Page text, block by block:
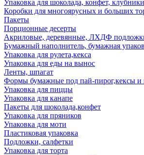
Упаковка для шоколада, конфет, клубники
Коробки для многоярусных и больших
Пакеты
Порционные десерты
Акриловые, деревянные, ЛХДФ
Бумажный наполнитель, бумажная
Упаковка для рулета,кекса
Упаковка для еды на вынос
Ленты, шпагат
Формы бумажные под пай-пирог,кексы
Упаковка для пиццы
Упаковка для канапе
Пакеты для шоколада,конфет
Упаковка для пряников
Упаковка для моти
Пластиковая упаковка
Подложки, салфетки
Упаковка для торта